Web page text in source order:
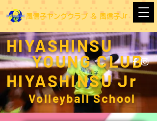
​風信子ヤングクラブ ＆ ​風信子Jr
HIYASHINSU
YOUNG CLUB
HIYASHINSU Jr
Volleyball School